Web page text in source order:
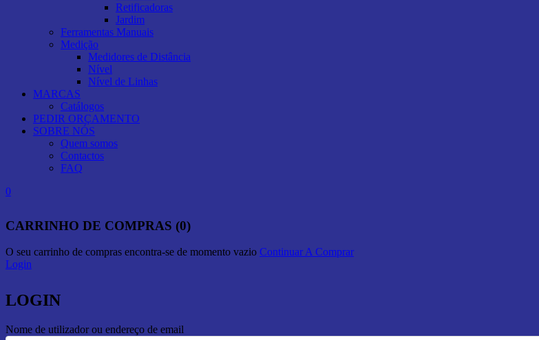
Retificadoras
Jardim
Ferramentas Manuais
Medição
Medidores de Distância
Nível
Nível de Linhas
MARCAS
Catálogos
PEDIR ORÇAMENTO
SOBRE NÓS
Quem somos
Contactos
FAQ
0
CARRINHO DE COMPRAS (0)
O seu carrinho de compras encontra-se de momento vazio Continuar A Comprar
Login
LOGIN
Nome de utilizador ou endereço de email